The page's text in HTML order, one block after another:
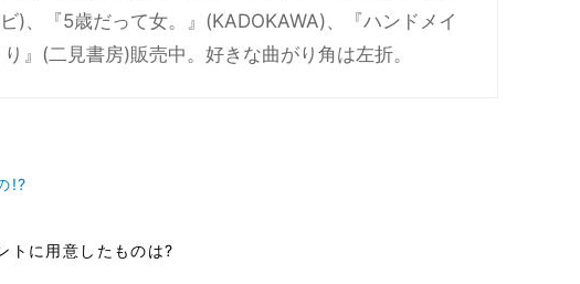
)、『5歳だって女。』(KADOKAWA)、『ハンドメイ
』(二見書房)販売中。好きな曲がり角は左折。
!?
トに用意したものは?